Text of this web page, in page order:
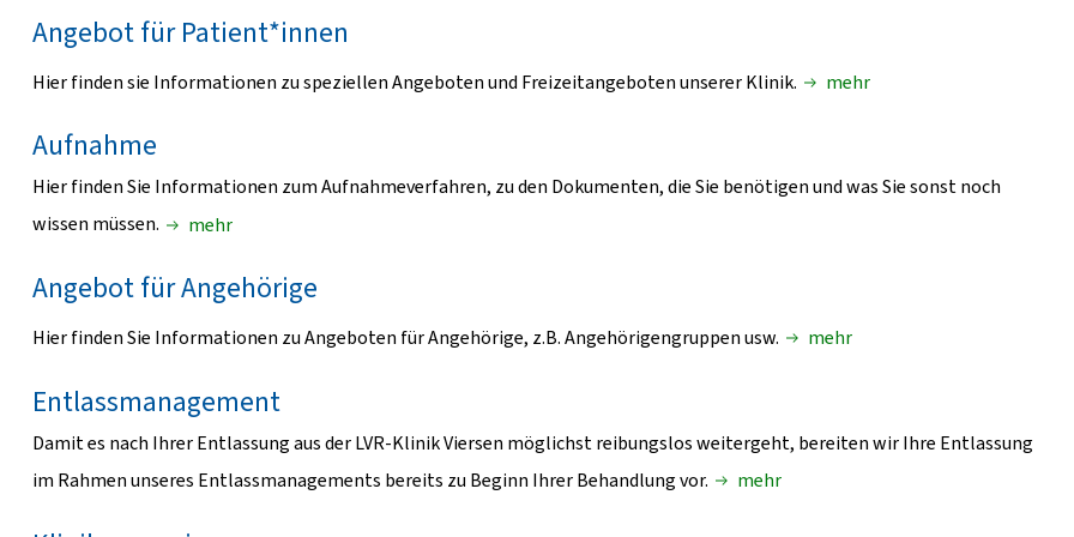
Angebot für Patient*innen
Hier finden sie Informationen zu speziellen Angeboten und Freizeitangeboten unserer Klinik. mehr
Aufnahme
Hier finden Sie Informationen zum Aufnahmeverfahren, zu den Dokumenten, die Sie benötigen und was Sie sonst noch
wissen müssen.
mehr
Angebot für Angehörige
Hier finden Sie Informationen zu Angeboten für Angehörige, z.B. Angehörigengruppen usw. mehr
Entlassmanagement
Damit es nach Ihrer Entlassung aus der LVR-Klinik Viersen möglichst reibungslos weitergeht, bereiten wir Ihre Entlassung
im Rahmen unseres Entlassmanagements bereits zu Beginn Ihrer Behandlung vor.
mehr